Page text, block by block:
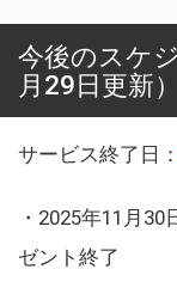
今後のスケ
月29日更新）
サービス終了日：
・2025年11月
ゼント終了